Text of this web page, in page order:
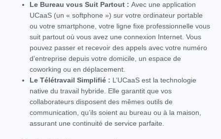
Le Bureau vous Suit Partout : Avec une application
UCaaS (un « softphone ») sur votre ordinateur portable
ou votre smartphone, votre ligne fixe professionnelle vous
suit partout où vous avez une connexion Internet. Vous
pouvez passer et recevoir des appels avec votre numéro
d’entreprise depuis votre domicile, un espace de
coworking ou en déplacement.
Le Télétravail Simplifié : L’UCaaS est la technologie
native du travail hybride. Elle garantit que vos
collaborateurs disposent des mêmes outils de
communication, qu’ils soient au bureau ou à la maison,
assurant une continuité de service parfaite.